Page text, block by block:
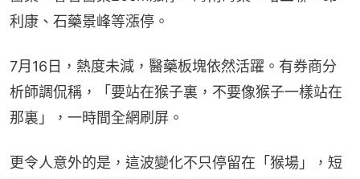
利康、石藥景峰等漲停。
7月16日，熱度未減，醫藥板塊依然活躍。有券商分
析師調侃稱，「要站在猴子裏，不要像猴子一樣站在
那裏」，一時間全網刷屏。
更令人意外的是，這波變化不只停留在「猴場」，短